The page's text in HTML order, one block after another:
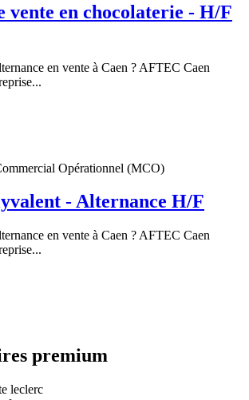
vente en chocolaterie - H/F
en vente à Caen ? AFTEC Caen
Opérationnel (MCO)
- Alternance H/F
en vente à Caen ? AFTEC Caen
premium